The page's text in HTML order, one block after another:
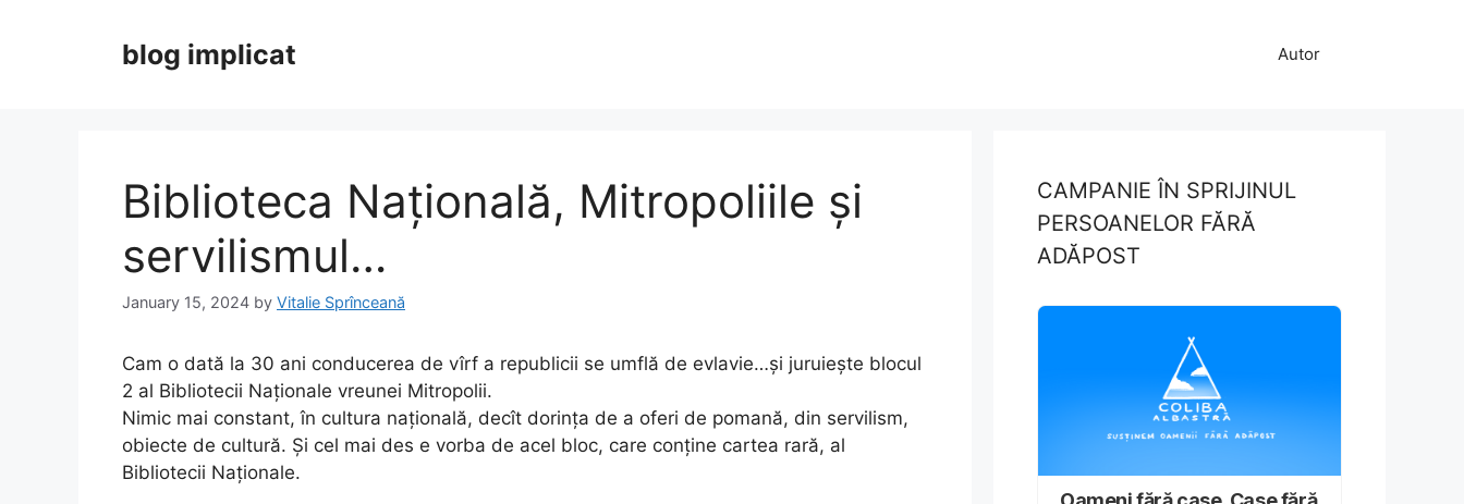
blog implicat Autor
Biblioteca Națională, Mitropoliile și
servilismul…
January 15, 2024 by Vitalie Sprînceană
Cam o dată la 30 ani conducerea de vîrf a republicii se umflă de evlavie…și juruiește blocul
2 al Bibliotecii Naționale vreunei Mitropolii.
Nimic mai constant, în cultura națională, decît dorința de a oferi de pomană, din servilism,
obiecte de cultură. Și cel mai des e vorba de acel bloc, care conține cartea rară, al
Bibliotecii Naționale.
CAMPANIE ÎN SPRIJINUL
PERSOANELOR FĂRĂ
ADĂPOST